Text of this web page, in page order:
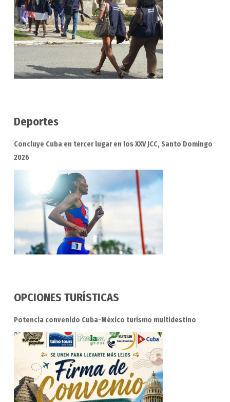
Deportes
Concluye Cuba en tercer lugar en los XXV JCC, Santo Domingo
2026
OPCIONES TURÍSTICAS
Potencia convenido Cuba-México turismo multidestino